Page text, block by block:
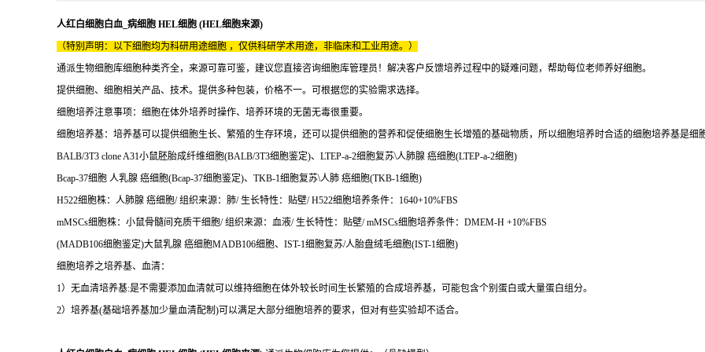
人红白细胞白血_病细胞 HEL细胞 (HEL细胞来源)
（特别声明：以下细胞均为科研用途细胞 ，仅供科研学术用途，非临床和工业用途。）
通派生物细胞库细胞种类齐全，来源可靠可鉴，建议您直接咨询细胞库管理员！解决客户反馈培养过程中的疑难问题，帮助每位老师养好细胞。
提供细胞、细胞相关产品、技术。提供多种包装，价格不一。可根据您的实验需求选择。
细胞培养注意事项：细胞在体外培养时操作、培养环境的无菌无毒很重要。
细胞培养基：培养基可以提供细胞生长、繁殖的生存环境，还可以提供细胞的营养和促使细胞生长增殖的基础物质，所以细胞培养时合适的细胞培养基是细
BALB/3T3 clone A31小鼠胚胎成纤维细胞(BALB/3T3细胞鉴定)、 LTEP-a-2细胞复苏\人肺腺 癌细胞(LTEP-a-2细胞)
Bcap-37细胞 人乳腺 癌细胞(Bcap-37细胞鉴定)、TKB-1细胞复苏\人肺 癌细胞(TKB-1细胞)
H522细胞株：人肺腺 癌细胞/ 组织来源：肺/ 生长特性：贴壁/ H522细胞培养条件：1640+10%FBS
mMSCs细胞株：小鼠骨髓间充质干细胞/ 组织来源：血液/ 生长特性：贴壁/ mMSCs细胞培养条件：DMEM-H +10%FBS
(MADB106细胞鉴定)大鼠乳腺 癌细胞MADB106细胞、IST-1细胞复苏/人胎盘绒毛细胞(IST-1细胞)
细胞培养之培养基、血清：
1）无血清培养基:是不需要添加血清就可以维持细胞在体外较长时间生长繁殖的合成培养基，可能包含个别蛋白或大量蛋白组分。
2）培养基(基础培养基加少量血清配制)可以满足大部分细胞培养的要求，但对有些实验却不适合。